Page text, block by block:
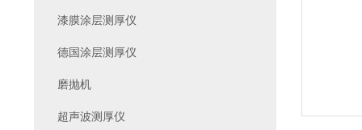
漆膜涂层测厚仪
德国涂层测厚仪
磨抛机
超声波测厚仪